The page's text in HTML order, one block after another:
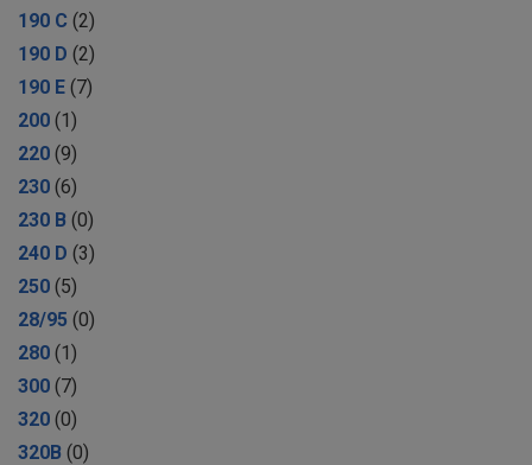
190 C (2)
190 D (2)
190 E (7)
200 (1)
220 (9)
230 (6)
230 B (0)
240 D (3)
250 (5)
28/95 (0)
280 (1)
300 (7)
320 (0)
320B (0)